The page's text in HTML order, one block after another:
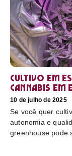
Cultivo em
cannabis
10 de julho de 2025
Se você quer
autonomia e
greenhouse pode